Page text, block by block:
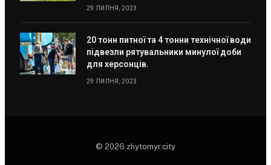
29 ЛИПНЯ, 2023
20 тонн питної та 4 тонни технічної води
підвезли рятувальники минулої доби
для херсонців.
29 ЛИПНЯ, 2023
© 2026 zhytomyr.city